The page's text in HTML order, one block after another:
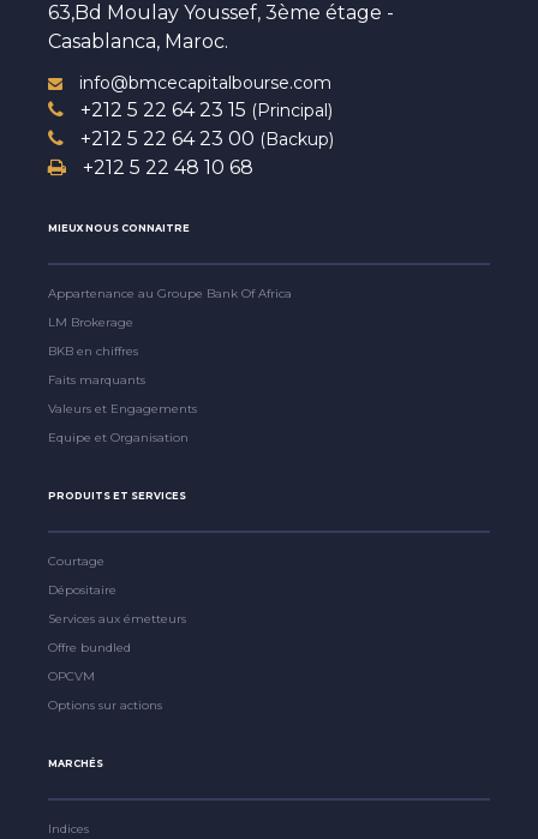
63,Bd Moulay Youssef, 3ème étage -
Casablanca, Maroc.
info@bmcecapitalbourse.com
+212 5 22 64 23 15 (Principal)
+212 5 22 64 23 00 (Backup)
+212 5 22 48 10 68
MIEUX NOUS CONNAITRE
Appartenance au Groupe Bank Of Africa
LM Brokerage
BKB en chiffres
Faits marquants
Valeurs et Engagements
Equipe et Organisation
PRODUITS ET SERVICES
Courtage
Dépositaire
Services aux émetteurs
Offre bundled
OPCVM
Options sur actions
MARCHÉS
Indices